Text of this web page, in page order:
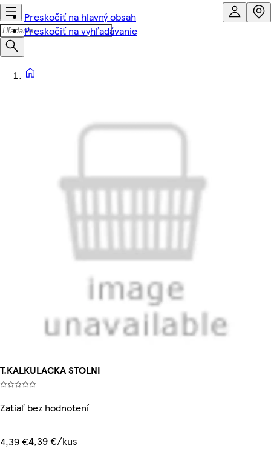
Preskočiť na hlavný obsah
Preskočiť na vyhľadávanie
T.KALKULACKA STOLNI
Zatiaľ bez hodnotení
4,39 €4,39 €/kus